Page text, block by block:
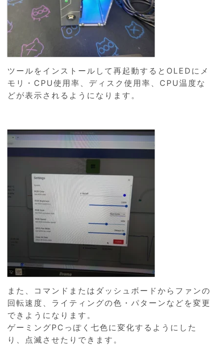
ツールをインストールして再起動するとOLEDにメ
モリ・CPU使用率、ディスク使用率、CPU温度な
どが表示されるようになります。
また、コマンドまたはダッシュボードからファンの
回転速度、ライティングの色・パターンなどを変更
できようになります。
ゲーミングPCっぽく七色に変化するようにした
り、点滅させたりできます。